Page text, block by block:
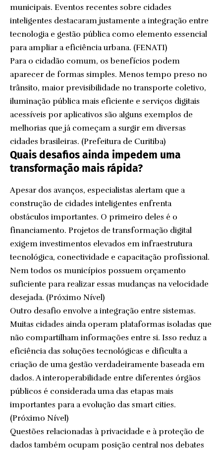
municipais. Eventos recentes sobre cidades
inteligentes destacaram justamente a integração entre
tecnologia e gestão pública como elemento essencial
para ampliar a eficiência urbana. (FENATI)
Para o cidadão comum, os benefícios podem
aparecer de formas simples. Menos tempo preso no
trânsito, maior previsibilidade no transporte coletivo,
iluminação pública mais eficiente e serviços digitais
acessíveis por aplicativos são alguns exemplos de
melhorias que já começam a surgir em diversas
cidades brasileiras. (Prefeitura de Curitiba)
Quais desafios ainda impedem uma
transformação mais rápida?
Apesar dos avanços, especialistas alertam que a
construção de cidades inteligentes enfrenta
obstáculos importantes. O primeiro deles é o
financiamento. Projetos de transformação digital
exigem investimentos elevados em infraestrutura
tecnológica, conectividade e capacitação profissional.
Nem todos os municípios possuem orçamento
suficiente para realizar essas mudanças na velocidade
desejada. (Próximo Nível)
Outro desafio envolve a integração entre sistemas.
Muitas cidades ainda operam plataformas isoladas que
não compartilham informações entre si. Isso reduz a
eficiência das soluções tecnológicas e dificulta a
criação de uma gestão verdadeiramente baseada em
dados. A interoperabilidade entre diferentes órgãos
públicos é considerada uma das etapas mais
importantes para a evolução das smart cities.
(Próximo Nível)
Questões relacionadas à privacidade e à proteção de
dados também ocupam posição central nos debates